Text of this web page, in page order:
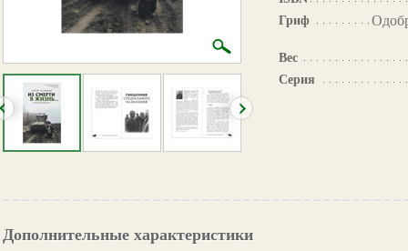
Гриф
Вес
Серия
Дополнительные характеристики